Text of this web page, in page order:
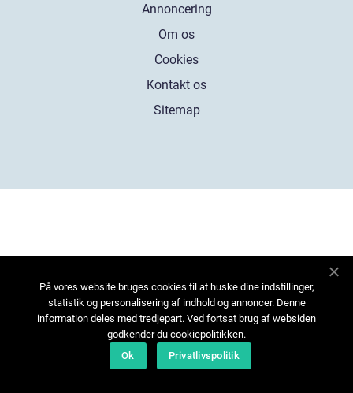
Annoncering
Om os
Cookies
Kontakt os
Sitemap
På vores website bruges cookies til at huske dine indstillinger,
statistik og personalisering af indhold og annoncer. Denne
information deles med tredjepart. Ved fortsat brug af websiden
godkender du cookiepolitikken.
Ok
Privatlivspolitik